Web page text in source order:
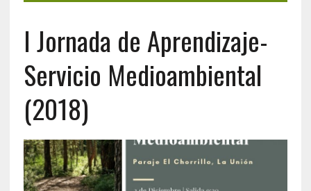
I Jornada de Aprendizaje-
Servicio Medioambiental
(2018)